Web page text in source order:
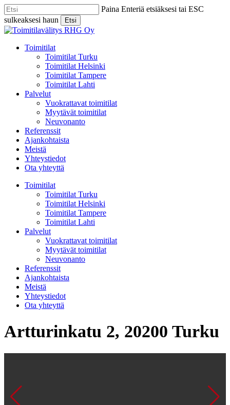
Skip
to
main
content
Paina Enteriä etsiäksesi tai ESC
sulkeaksesi haun
Etsi
Close
Menu
Toimitilat
Toimitilat Turku
Toimitilat Helsinki
Toimitilat Tampere
Toimitilat Lahti
Palvelut
Vuokrattavat toimitilat
Myytävät toimitilat
Neuvonanto
Referenssit
Ajankohtaista
Meistä
Yhteystiedot
Ota yhteyttä
Toimitilat
Toimitilat Turku
Toimitilat Helsinki
Toimitilat Tampere
Toimitilat Lahti
Palvelut
Vuokrattavat toimitilat
Myytävät toimitilat
Neuvonanto
Referenssit
Ajankohtaista
Meistä
Yhteystiedot
Ota yhteyttä
Artturinkatu 2, 20200 Turku